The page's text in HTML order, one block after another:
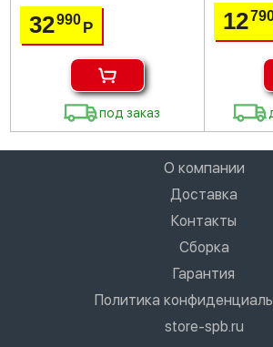
32990Р
под заказ
12
О компании
Доставка
Контакты
Сборка
Гарантия
Политика
store-spb.ru